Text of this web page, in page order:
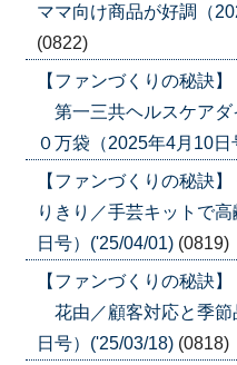
ママ向け商品が好調（
(0822)
【ファンづくりの秘訣
第一三共ヘルスケアダ
０万袋（2025年4月10
【ファンづくりの秘訣
りきり／手芸キットで
日号）('25/04/01) (0819)
【ファンづくりの秘訣
花由／顧客対応と季節
日号）('25/03/18) (0818)